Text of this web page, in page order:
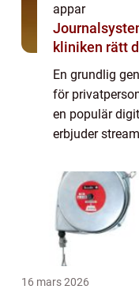
appar
Journalsystem
kliniken rätt
En grundlig
för
en populär
erbjuder
I denna
16 mars 2026